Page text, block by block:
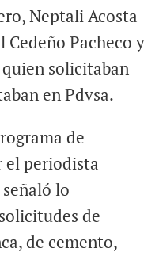
Neptali Acosta
Pacheco y
solicitaban
en Pdvsa.
de
el periodista
lo
de
de cemento,